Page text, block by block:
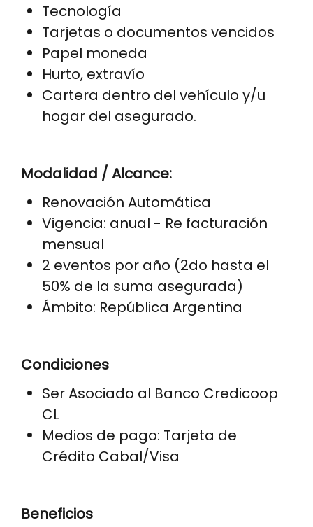
Tecnología
Tarjetas o documentos vencidos
Papel moneda
Hurto, extravío
Cartera dentro del vehículo y/u
hogar del asegurado.
Modalidad / Alcance:
Renovación Automática
Vigencia: anual - Re facturación
mensual
2 eventos por año (2do hasta el
50% de la suma asegurada)
Ámbito: República Argentina
Condiciones
Ser Asociado al Banco Credicoop
CL
Medios de pago: Tarjeta de
Crédito Cabal/Visa
Beneficios